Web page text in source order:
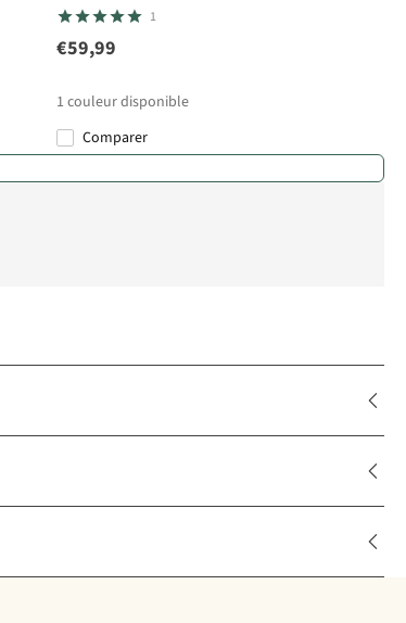
1
€59,99
1 couleur disponible
Comparer